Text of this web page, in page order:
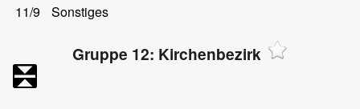
11/9
Sonstiges
Gruppe 12: Kirchenbezirk